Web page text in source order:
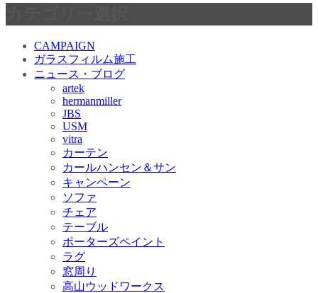
CAMPAIGN
ガラスフィルム施工
ニュース・ブログ
artek
hermanmiller
JBS
USM
vitra
カーテン
カールハンセン＆サン
キャンペーン
ソファ
チェア
テーブル
ポーターズペイント
ラグ
窓周り
高山ウッドワークス